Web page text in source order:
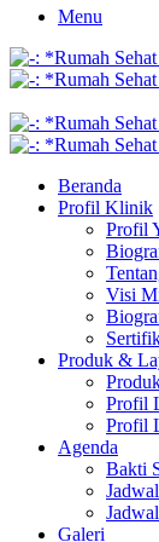
Menu
Beranda
Profil Klinik
Profil
Visi
Produk &
Profil
Profil
Agenda
Bakti
Galeri